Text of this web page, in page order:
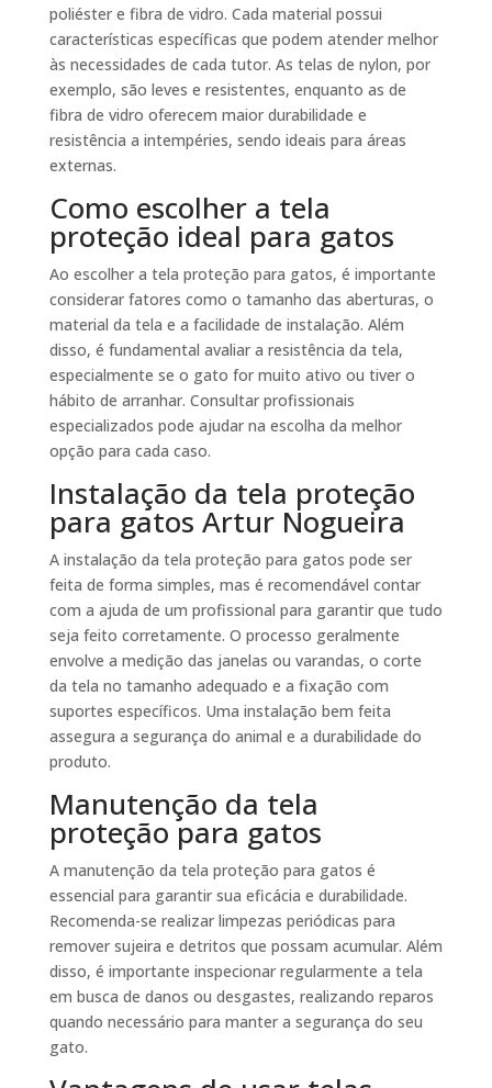
poliéster e fibra de vidro. Cada material possui
características específicas que podem atender melhor
às necessidades de cada tutor. As telas de nylon, por
exemplo, são leves e resistentes, enquanto as de
fibra de vidro oferecem maior durabilidade e
resistência a intempéries, sendo ideais para áreas
externas.
Como escolher a tela
proteção ideal para gatos
Ao escolher a tela proteção para gatos, é importante
considerar fatores como o tamanho das aberturas, o
material da tela e a facilidade de instalação. Além
disso, é fundamental avaliar a resistência da tela,
especialmente se o gato for muito ativo ou tiver o
hábito de arranhar. Consultar profissionais
especializados pode ajudar na escolha da melhor
opção para cada caso.
Instalação da tela proteção
para gatos Artur Nogueira
A instalação da tela proteção para gatos pode ser
feita de forma simples, mas é recomendável contar
com a ajuda de um profissional para garantir que tudo
seja feito corretamente. O processo geralmente
envolve a medição das janelas ou varandas, o corte
da tela no tamanho adequado e a fixação com
suportes específicos. Uma instalação bem feita
assegura a segurança do animal e a durabilidade do
produto.
Manutenção da tela
proteção para gatos
A manutenção da tela proteção para gatos é
essencial para garantir sua eficácia e durabilidade.
Recomenda-se realizar limpezas periódicas para
remover sujeira e detritos que possam acumular. Além
disso, é importante inspecionar regularmente a tela
em busca de danos ou desgastes, realizando reparos
quando necessário para manter a segurança do seu
gato.